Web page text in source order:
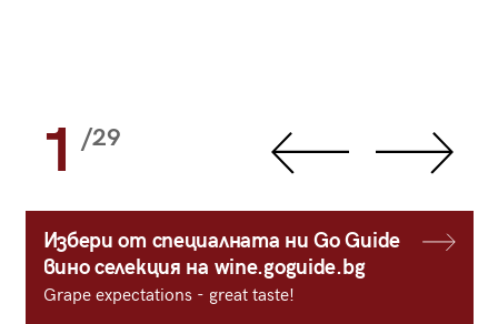
1 /29
Избери от специалната ни Go Guide
вино селекция на wine.goguide.bg
Grape expectations - great taste!